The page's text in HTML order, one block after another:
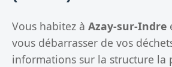
Vous habitez à Azay-sur-Indre
vous débarrasser de vos
informations sur la structure la